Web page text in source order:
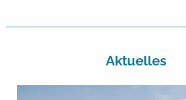
Aktuelles